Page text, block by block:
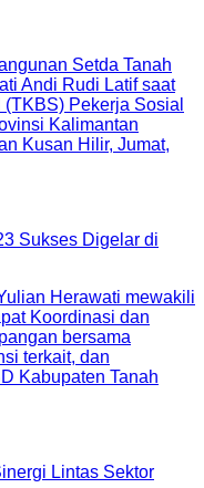
Sukses Digelar di
Lintas Sektor